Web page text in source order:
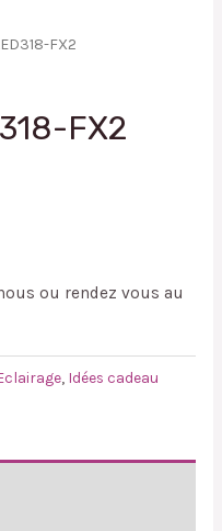
FX2
FX2
ou rendez vous au
, Idées cadeau